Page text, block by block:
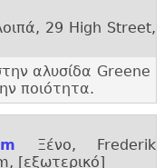
29 High Street,
αλυσίδα Greene
ποιότητα.
Ξένο, Frederik
[εξωτερικό]